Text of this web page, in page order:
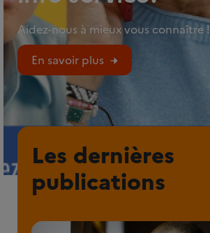
Aidez-nous à mieux vous connaître !
En savoir plus
Les dernières
publications